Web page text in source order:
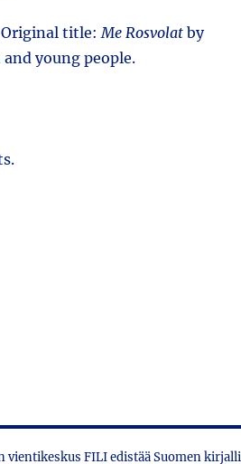
Original title:Me Rosvolat by
young people.
vientikeskus FILI edistää Suomen